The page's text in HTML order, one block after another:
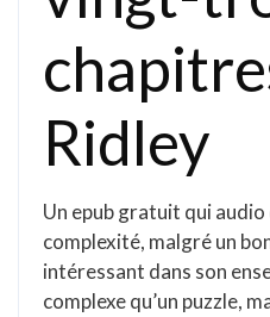
Ridley
Un epub gratuit qui
complexité, malgré un
intéressant dans son
complexe qu’un puzzle,